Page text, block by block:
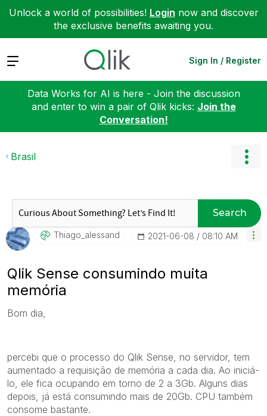
Unlock a world of possibilities! Login now and discover
the exclusive benefits awaiting you.
Expand Sign In / Register
Data Works for AI is here - Join the discussion
and enter to win a pair of Qlik kicks: Join the
Conversation!
Brasil
Search
Thiago_alessand ‎2021-06-08 08:10 AM
Qlik Sense consumindo muita
memória
Bom dia,
percebi que o processo do Qlik Sense, no servidor, tem
aumentado a requisição de memória a cada dia. Ao iniciá-
lo, ele fica ocupando em torno de 2 a 3Gb. Alguns dias
depois, já está consumindo mais de 20Gb. CPU também
consome bastante.